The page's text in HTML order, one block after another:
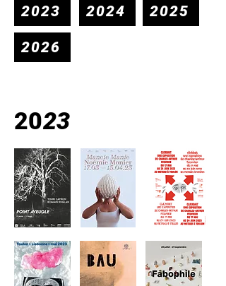
2023 2024 2025
2026
2023